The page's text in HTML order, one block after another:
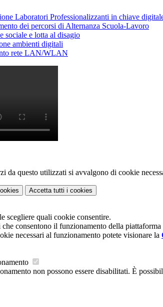
Laboratori Professionalizzanti in chiave
dei percorsi di Alternanza Scuola-Lavoro
sociale e lotta al disagio
ambienti digitali
rete LAN/WLAN
da questo utilizzati si avvalgono di cookie
Accetta tutti i cookies
scegliere quali cookie consentire.
consentono il funzionamento della
necessari al funzionamento potete visionare la
non possono essere disabilitati. È